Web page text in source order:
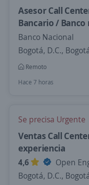
Asesor Call
Bancario / Banco
Banco Nacional
Bogotá, D.C.,
Remoto
Hace 7 horas
Se precisa Urgente
Ventas Call
experiencia
4,6
Open
Bogotá, D.C.,